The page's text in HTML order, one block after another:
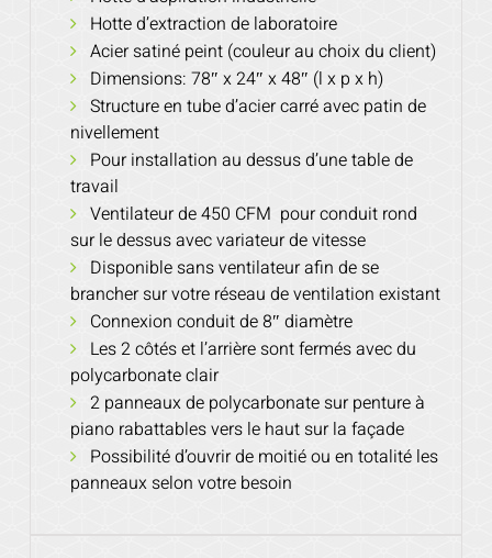
Hotte d’extraction de laboratoire
Acier satiné peint (couleur au choix du client)
Dimensions: 78″ x 24″ x 48″ (l x p x h)
Structure en tube d’acier carré avec patin de
nivellement
Pour installation au dessus d’une table de
travail
Ventilateur de 450 CFM pour conduit rond
sur le dessus avec variateur de vitesse
Disponible sans ventilateur afin de se
brancher sur votre réseau de ventilation existant
Connexion conduit de 8″ diamètre
Les 2 côtés et l’arrière sont fermés avec du
polycarbonate clair
2 panneaux de polycarbonate sur penture à
piano rabattables vers le haut sur la façade
Possibilité d’ouvrir de moitié ou en totalité les
panneaux selon votre besoin